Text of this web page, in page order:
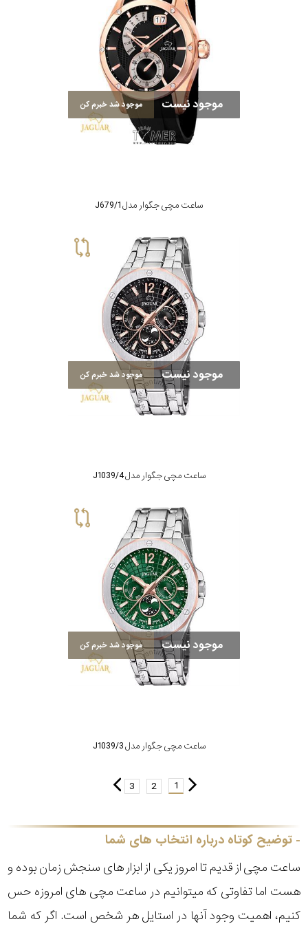
موجود نیست موجود شد خبرم کن
ساعت مچی جگوار مدل J679/1
موجود نیست موجود شد خبرم کن
ساعت مچی جگوار مدل J1039/4
موجود نیست موجود شد خبرم کن
ساعت مچی جگوار مدل J1039/3
1
2
3
توضیح کوتاه درباره انتخاب های شما
ساعت مچی از قدیم تا امروز یکی از ابزار های سنجش زمان بوده و
هست اما تفاوتی که میتوانیم در ساعت مچی های امروزه حس
کنیم، اهمیت وجود آنها در استایل هر شخص است. اگر که شما